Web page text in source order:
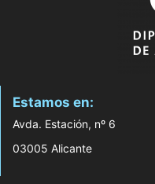
Estamos en:
Avda. Estación, nº 6
03005 Alicante